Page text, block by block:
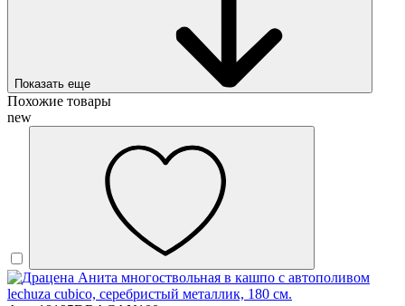
Показать еще
Похожие товары
new